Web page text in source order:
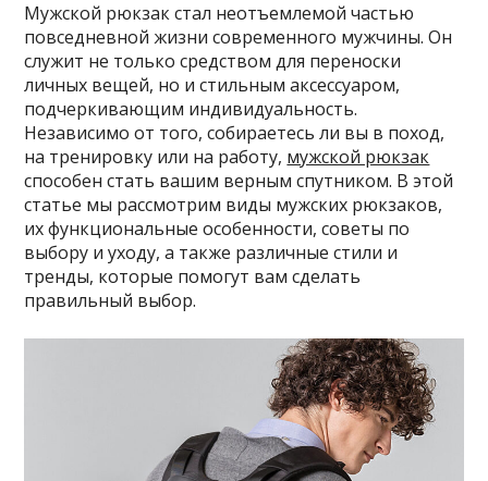
Мужской рюкзак стал неотъемлемой частью
повседневной жизни современного мужчины. Он
служит не только средством для переноски
личных вещей, но и стильным аксессуаром,
подчеркивающим индивидуальность.
Независимо от того, собираетесь ли вы в поход,
на тренировку или на работу, мужской рюкзак
способен стать вашим верным спутником. В этой
статье мы рассмотрим виды мужских рюкзаков,
их функциональные особенности, советы по
выбору и уходу, а также различные стили и
тренды, которые помогут вам сделать
правильный выбор.